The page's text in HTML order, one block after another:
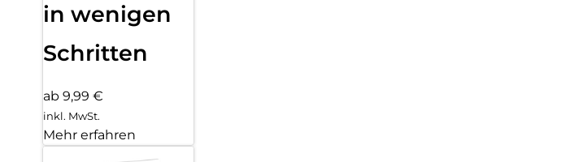
in wenigen
Schritten
ab 9,99 €
inkl. MwSt.
Mehr erfahren